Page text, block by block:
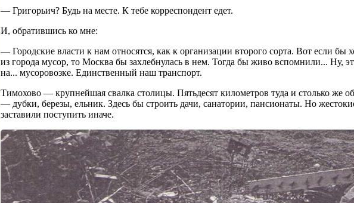
— Григорьич? Будь на месте. К тебе корреспондент едет.
И, обратившись ко мне:
— Городские власти к нам относятся, как к организации второго сорта. Вот если бы
из города мусор, то Москва бы захлебнулась в нем. Тогда бы живо вспомнили... Ну,
на... мусоровозке. Единственный наш транспорт.
Тимохово — крупнейшая свалка столицы. Пятьдесят километров туда и столько же
— дубки, березы, ельник. Здесь бы строить дачи, санатории, пансионаты. Но
заставили поступить иначе.